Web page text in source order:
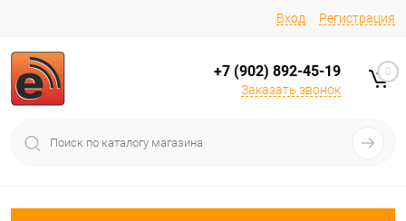
Вход Регистрация
+7 (902) 892-45-19
Заказать звонок
0